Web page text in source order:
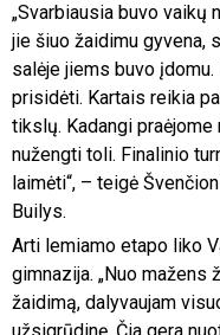
„Svarbiausia buvo vaikų
jie šiuo žaidimu gyvena,
salėje jiems buvo
prisidėti. Kartais reikia
tikslų. Kadangi praėjome
nužengti toli. Finalinio
laimėti“, – teigė
Builys.
Arti lemiamo etapo liko
gimnazija. „Nuo
žaidimą, dalyvaujam